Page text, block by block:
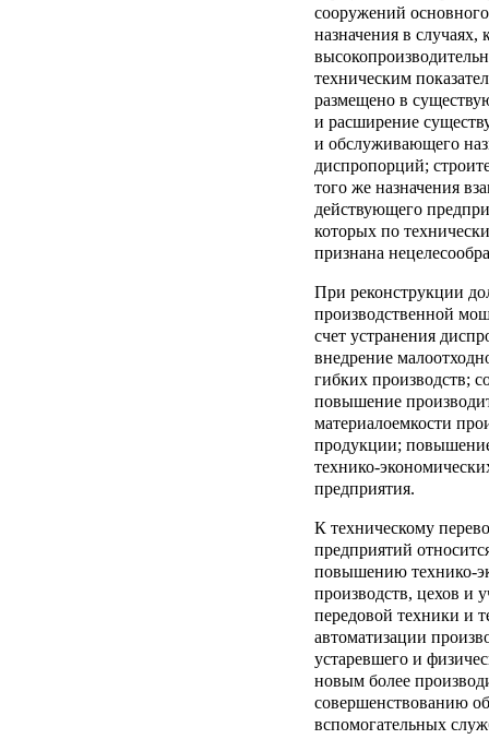
сооружений
назначения в случаях,
техническим
размещено в
и расширение
и обслуживающего
диспропорций;
того же назначения
действующего
которых по
признана
При реконструкции
производственной
счет устранения
внедрение
гибких производств;
повышение
материалоемкости
продукции;
технико-
предприятия.
К техническому
предприятий
повышению технико-
производств, цехов и
передовой техники и
автоматизации
устаревшего и
новым более
совершенствованию
вспомогательных